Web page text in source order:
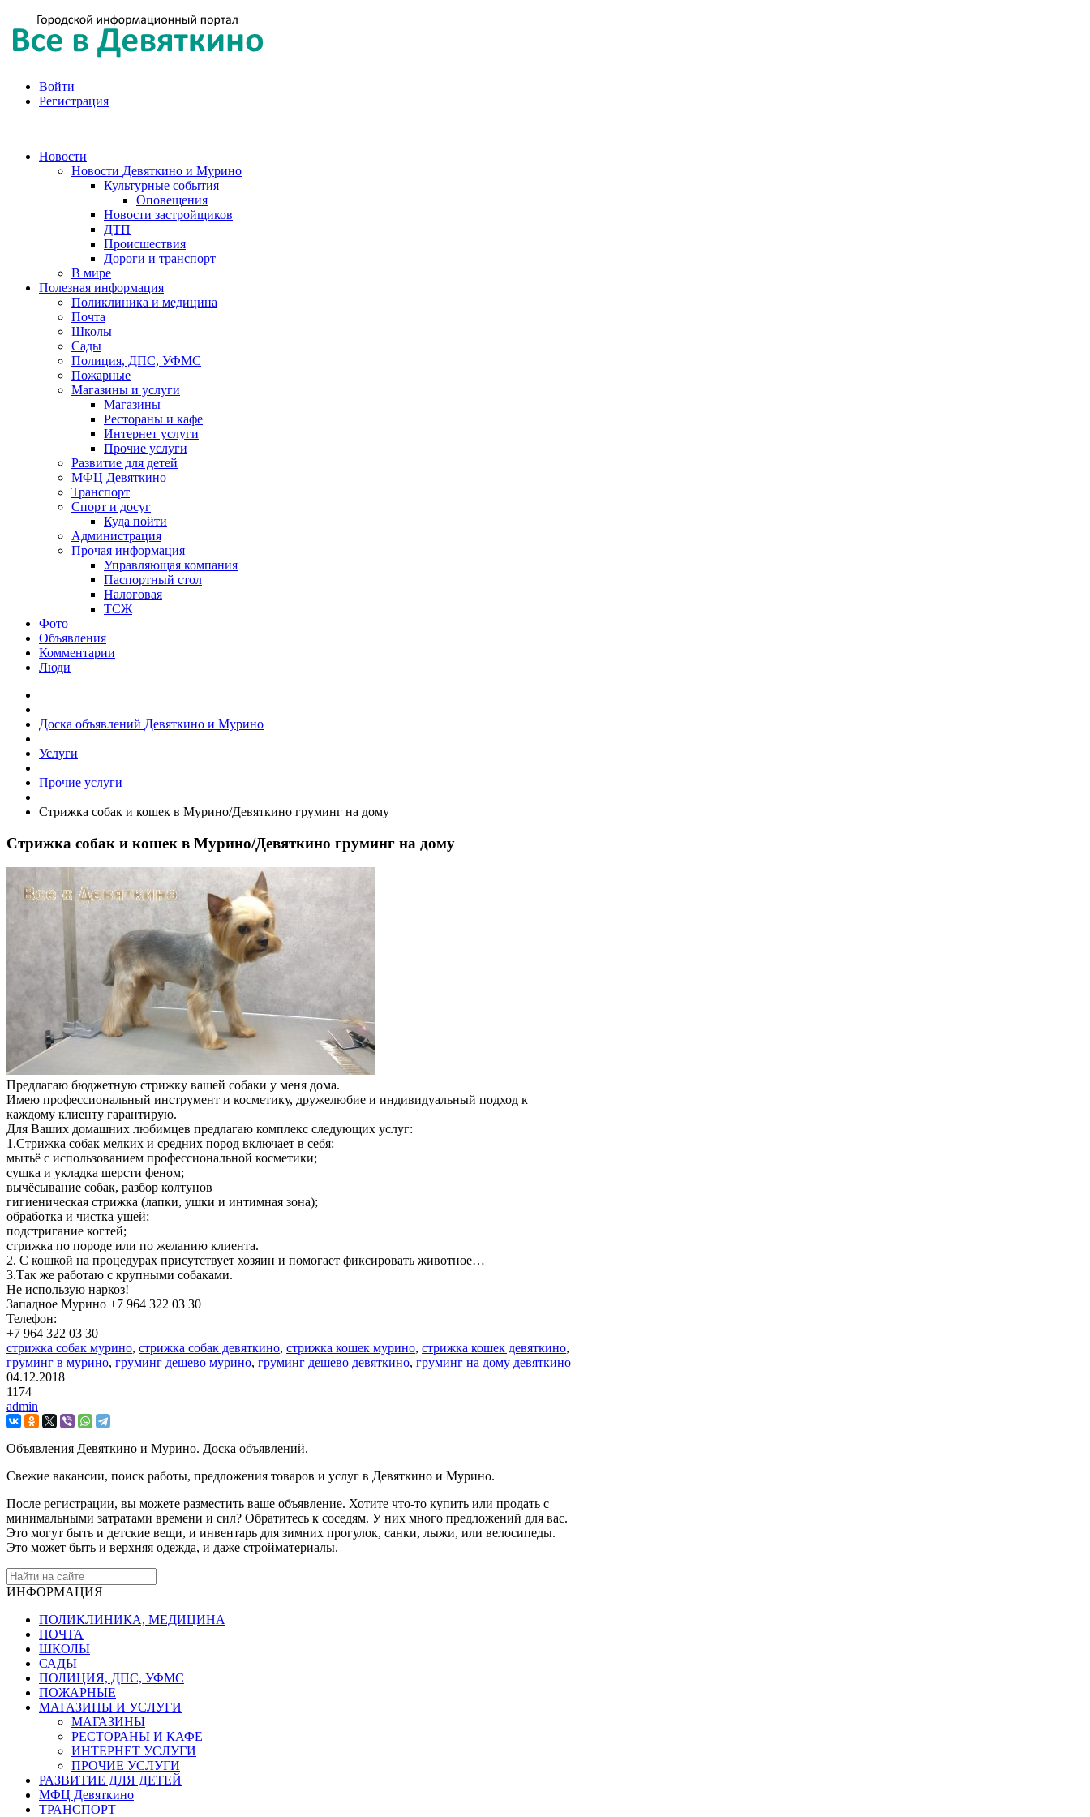
Войти
Регистрация
Новости
Новости Девяткино и Мурино
Культурные события
Оповещения
Новости застройщиков
ДТП
Происшествия
Дороги и транспорт
В мире
Полезная информация
Поликлиника и медицина
Почта
Школы
Сады
Полиция, ДПС, УФМС
Пожарные
Магазины и услуги
Магазины
Рестораны и кафе
Интернет услуги
Прочие услуги
Развитие для детей
МФЦ Девяткино
Транспорт
Спорт и досуг
Куда пойти
Администрация
Прочая информация
Управляющая компания
Паспортный стол
Налоговая
ТСЖ
Фото
Объявления
Комментарии
Люди
Доска объявлений Девяткино и Мурино
Услуги
Прочие услуги
Стрижка собак и кошек в Мурино/Девяткино груминг на дому
Стрижка собак и кошек в Мурино/Девяткино груминг на дому
Предлагаю бюджетную стрижку вашей собаки у меня дома.
Имею профессиональный инструмент и косметику, дружелюбие и индивидуальный подход к
каждому клиенту гарантирую.
Для Ваших домашних любимцев предлагаю комплекс следующих услуг:
1.Стрижка собак мелких и средних пород включает в себя:
мытьё с использованием профессиональной косметики;
сушка и укладка шерсти феном;
вычёсывание собак, разбор колтунов
гигиеническая стрижка (лапки, ушки и интимная зона);
обработка и чистка ушей;
подстригание когтей;
стрижка по породе или по желанию клиента.
2. С кошкой на процедурах присутствует хозяин и помогает фиксировать животное…
3.Так же работаю с крупными собаками.
Не использую наркоз!
Западное Мурино +7 964 322 03 30
Телефон:
+7 964 322 03 30
стрижка собак мурино, стрижка собак девяткино, стрижка кошек мурино, стрижка кошек девяткино,
груминг в мурино, груминг дешево мурино, груминг дешево девяткино, груминг на дому девяткино
04.12.2018
1174
admin
Объявления Девяткино и Мурино. Доска объявлений.
Свежие вакансии, поиск работы, предложения товаров и услуг в Девяткино и Мурино.
После регистрации, вы можете разместить ваше объявление. Хотите что-то купить или продать с
минимальными затратами времени и сил? Обратитесь к соседям. У них много предложений для вас.
Это могут быть и детские вещи, и инвентарь для зимних прогулок, санки, лыжи, или велосипеды.
Это может быть и верхняя одежда, и даже стройматериалы.
ИНФОРМАЦИЯ
ПОЛИКЛИНИКА, МЕДИЦИНА
ПОЧТА
ШКОЛЫ
САДЫ
ПОЛИЦИЯ, ДПС, УФМС
ПОЖАРНЫЕ
МАГАЗИНЫ И УСЛУГИ
МАГАЗИНЫ
РЕСТОРАНЫ И КАФЕ
ИНТЕРНЕТ УСЛУГИ
ПРОЧИЕ УСЛУГИ
РАЗВИТИЕ ДЛЯ ДЕТЕЙ
МФЦ Девяткино
ТРАНСПОРТ